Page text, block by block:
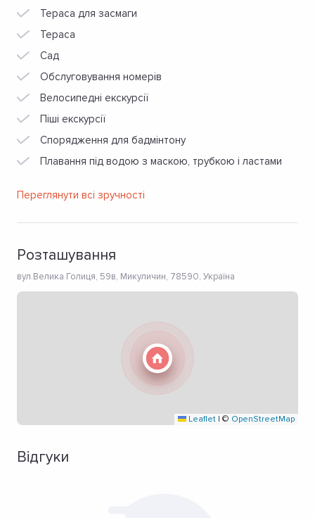
Тераса для засмаги
Тераса
Сад
Обслуговування номерів
Велосипедні екскурсії
Піші екскурсії
Спорядження для бадмінтону
Плавання під водою з маскою, трубкою і ластами
Переглянути всі зручності
Розташування
вул.Велика Голиця, 59в, Микуличин, 78590, Україна
Leaflet | © OpenStreetMap
Відгуки